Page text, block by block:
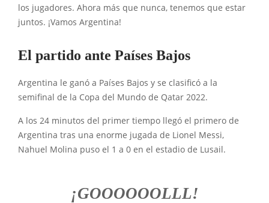
los jugadores. Ahora más que nunca, tenemos que estar
juntos. ¡Vamos Argentina!
El partido ante Países Bajos
Argentina le ganó a Países Bajos y se clasificó a la
semifinal de la Copa del Mundo de Qatar 2022.
A los 24 minutos del primer tiempo llegó el primero de
Argentina tras una enorme jugada de Lionel Messi,
Nahuel Molina puso el 1 a 0 en el estadio de Lusail.
¡GOOOOOOLLL!